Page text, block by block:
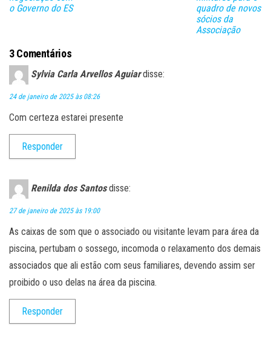
o Governo do ES
quadro de novos
sócios da
Associação
3 Comentários
Sylvia Carla Arvellos Aguiar disse:
24 de janeiro de 2025 às 08:26
Com certeza estarei presente
Responder
Renilda dos Santos disse:
27 de janeiro de 2025 às 19:00
As caixas de som que o associado ou visitante levam para área da
piscina, pertubam o sossego, incomoda o relaxamento dos demais
associados que ali estão com seus familiares, devendo assim ser
proibido o uso delas na área da piscina.
Responder